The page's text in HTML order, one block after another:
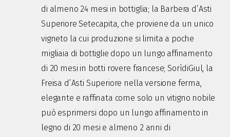
di almeno 24 mesi in bottiglia; la Barbera d’Asti
Superiore Setecapita, che proviene da un unico
vigneto la cui produzione si limita a poche
migliaia di bottiglie dopo un lungo affinamento
di 20 mesi in botti rovere francese; SorìdiGiul, la
Freisa d’Asti Superiore nella versione ferma,
elegante e raffinata come solo un vitigno nobile
può esprimersi dopo un lungo affinamento in
legno di 20 mesi e almeno 2 anni di